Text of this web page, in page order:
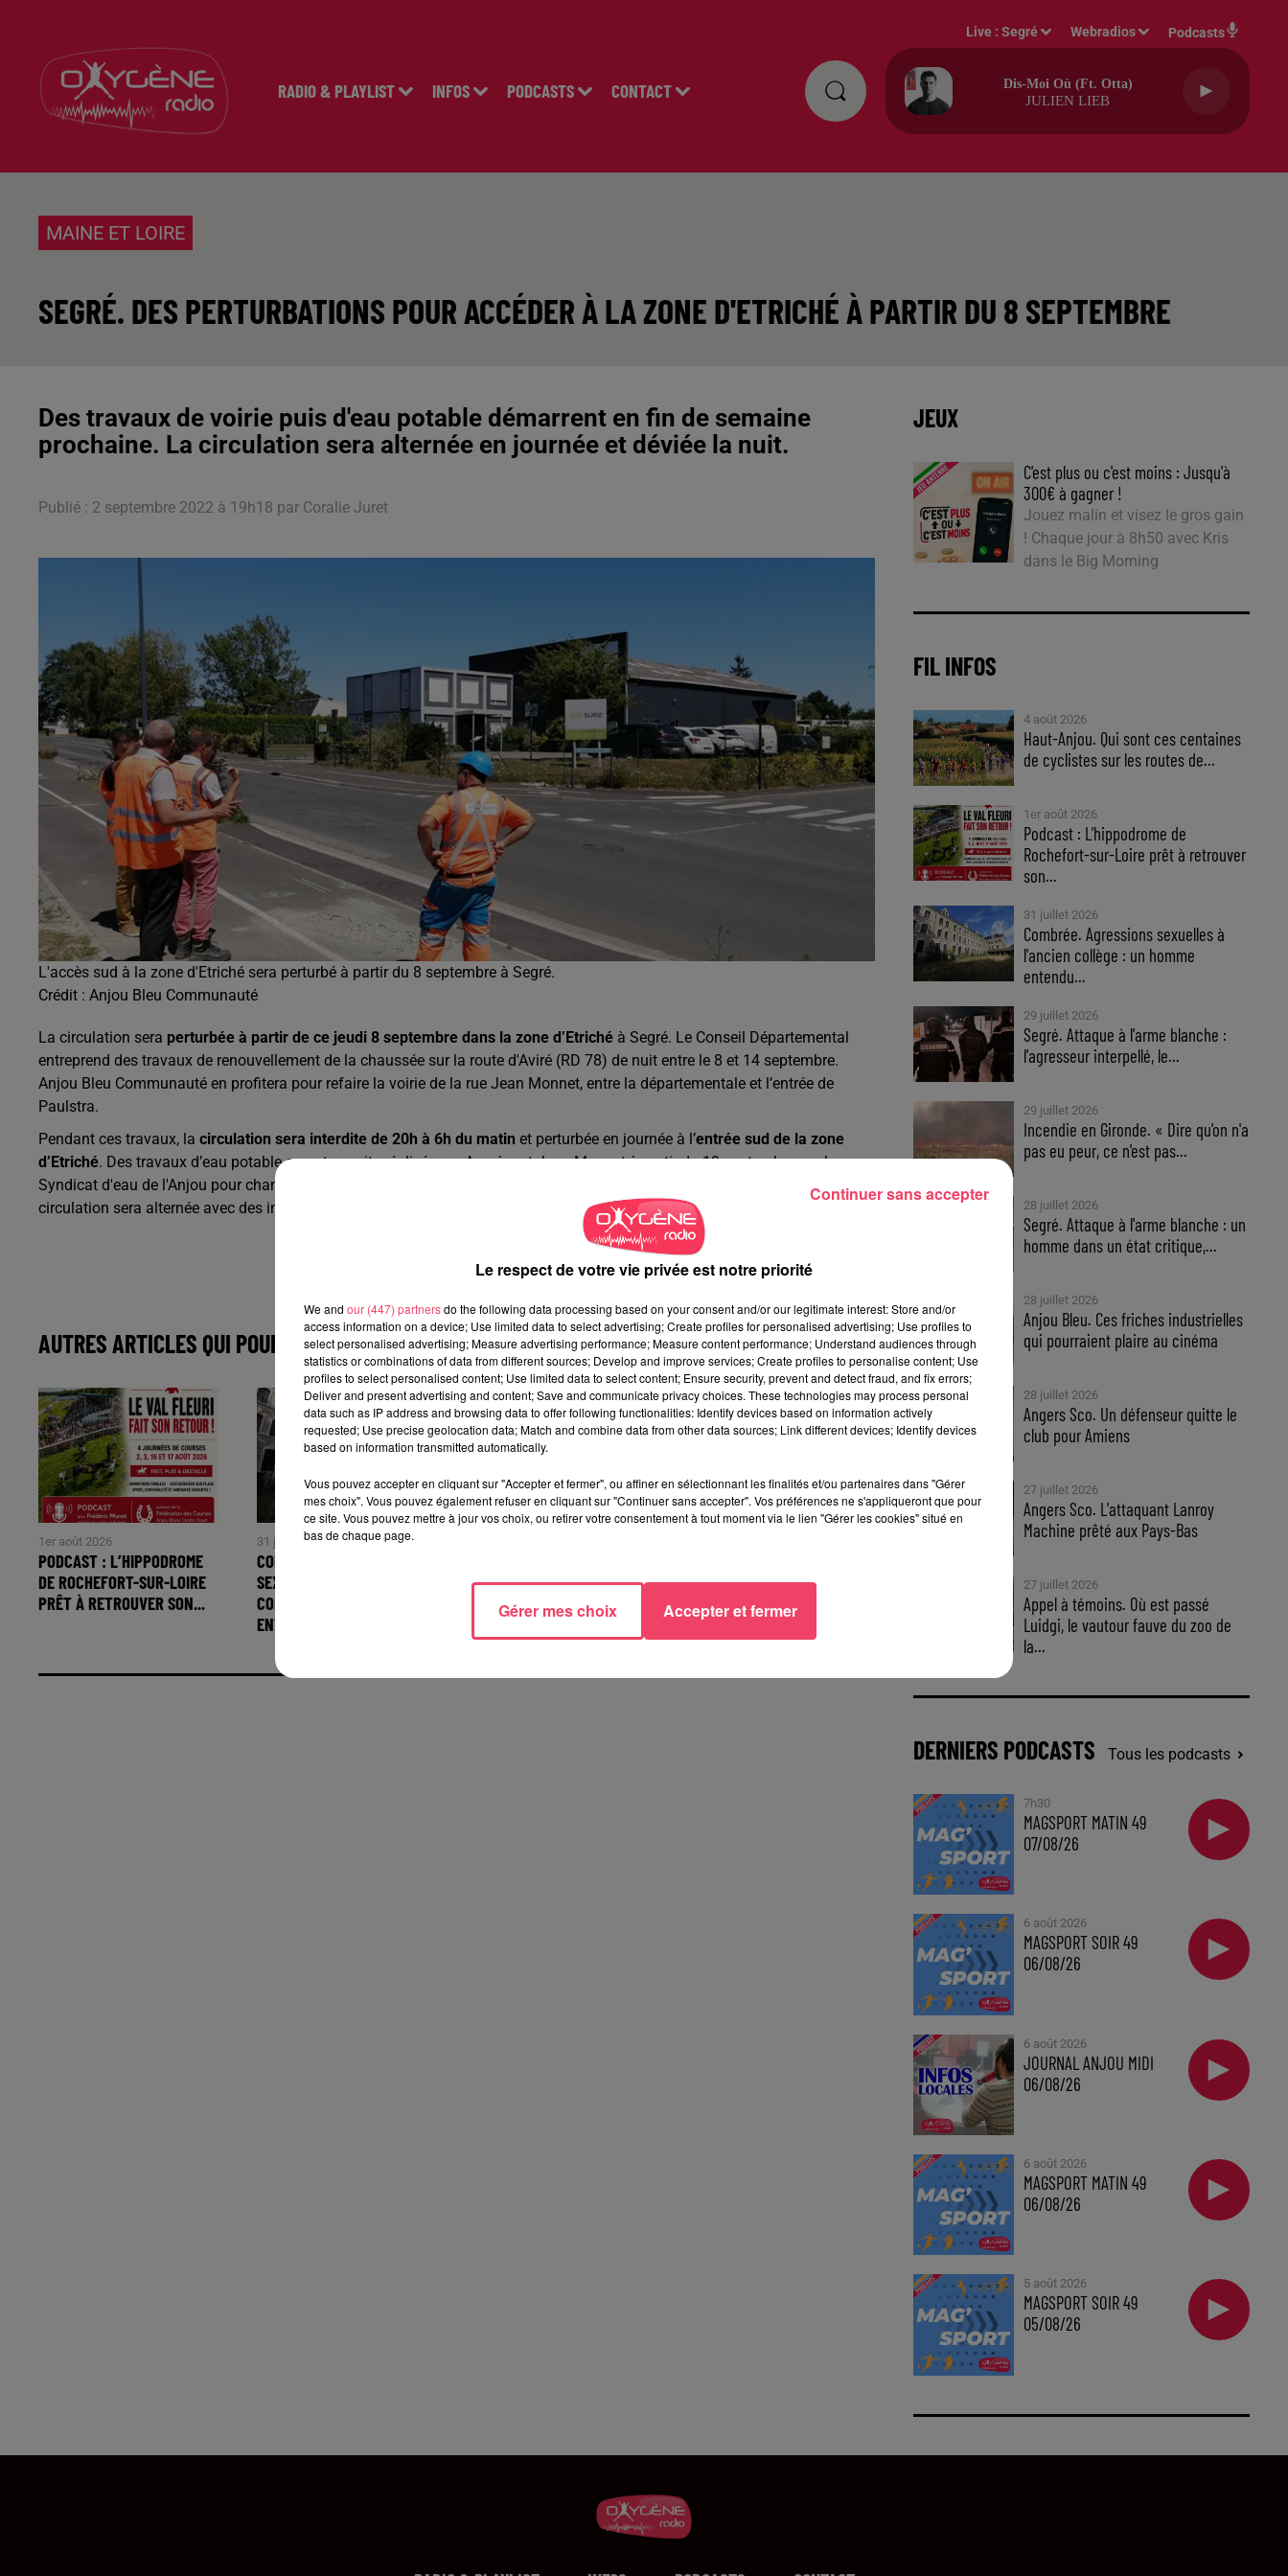
RADIO & PLAYLIST INFOS PODCASTS CONTACT
Live :Segré Webradios Podcasts
Dis-Moi Où (ft. Otta)
JULIEN LIEB
MAINE ET LOIRE
SEGRÉ. DES PERTURBATIONS POUR ACCÉDER À LA ZONE D'ETRICHÉ À PARTIR DU 8 SEPTEMBRE
Des travaux de voirie puis d'eau potable démarrent en fin de semaine
prochaine. La circulation sera alternée en journée et déviée la nuit.
Publié : 2 septembre 2022 à 19h18 par Coralie Juret
L'accès sud à la zone d'Etriché sera perturbé à partir du 8 septembre à Segré.
Crédit : Anjou Bleu Communauté
La circulation sera perturbée à partir de ce jeudi 8 septembre dans la zone d’Etriché à Segré. Le Conseil Départemental
entreprend des travaux de renouvellement de la chaussée sur la route d'Aviré (RD 78) de nuit entre le 8 et 14 septembre.
Anjou Bleu Communauté en profitera pour refaire la voirie de la rue Jean Monnet, entre la départementale et l’entrée de
Paulstra.
Pendant ces travaux, la circulation sera interdite de 20h à 6h du matin et perturbée en journée à l’entrée sud de la zone
d’Etriché. Des travaux d’eau potable seront ensuite réalisés rue Ampère et Jean Monnet à partir du 19 septembre par le
Syndicat d'eau de l'Anjou pour changer des conduites, entre les rues Robert Schuman et Ferdinand de Lesseps. La
circulation sera alternée avec des interventions sous les trottoirs et ponctuellement sous la chaussée.
AUTRES ARTICLES QUI POURRAIENT VOUS INTÉRESSER
1er août 2026
PODCAST : L’HIPPODROME
DE ROCHEFORT-SUR-LOIRE
PRÊT À RETROUVER SON...
31 juillet 2026
COMBRÉE. AGRESSIONS
SEXUELLES À L'ANCIEN
COLLÈGE : UN HOMME
ENTENDU...
BLANCHE : L'AGRESSEUR
INTERPELLÉ, LE...
DIRE QU'ON N'A PAS EU
PEUR, CE N'EST PAS...
JEUX
C'est plus ou c'est moins : Jusqu'à
300€ à gagner !
Jouez malin et visez le gros gain
! Chaque jour à 8h50 avec Kris
dans le Big Morning
FIL INFOS
4 août 2026
Haut-Anjou. Qui sont ces centaines
de cyclistes sur les routes de...
1er août 2026
Podcast : L’hippodrome de
Rochefort-sur-Loire prêt à retrouver
son...
31 juillet 2026
Combrée. Agressions sexuelles à
l'ancien collège : un homme
entendu...
29 juillet 2026
Segré. Attaque à l'arme blanche :
l'agresseur interpellé, le...
29 juillet 2026
Incendie en Gironde. « Dire qu'on n'a
pas eu peur, ce n'est pas...
28 juillet 2026
Segré. Attaque à l'arme blanche : un
homme dans un état critique,...
28 juillet 2026
Anjou Bleu. Ces friches industrielles
qui pourraient plaire au cinéma
28 juillet 2026
Angers Sco. Un défenseur quitte le
club pour Amiens
27 juillet 2026
Angers Sco. L'attaquant Lanroy
Machine prêté aux Pays-Bas
27 juillet 2026
Appel à témoins. Où est passé
Luidgi, le vautour fauve du zoo de
la...
DERNIERS PODCASTS Tous les podcasts
7h30
MAGSPORT MATIN 49
07/08/26
6 août 2026
MAGSPORT SOIR 49
06/08/26
6 août 2026
JOURNAL ANJOU MIDI
06/08/26
6 août 2026
MAGSPORT MATIN 49
06/08/26
5 août 2026
MAGSPORT SOIR 49
05/08/26
Le respect de votre vie privée est notre priorité
We and our (447) partnersdo the following data processing based on your consent and/or our legitimate interest: Store and/or
access information on a device; Use limited data to select advertising; Create profiles for personalised advertising; Use profiles to
select personalised advertising; Measure advertising performance; Measure content performance; Understand audiences through
statistics or combinations of data from different sources; Develop and improve services; Create profiles to personalise content; Use
profiles to select personalised content; Use limited data to select content; Ensure security, prevent and detect fraud, and fix errors;
Deliver and present advertising and content; Save and communicate privacy choices. These technologies may process personal
data such as IP address and browsing data to offer following functionalities: Identify devices based on information actively
requested; Use precise geolocation data; Match and combine data from other data sources; Link different devices; Identify devices
based on information transmitted automatically.
Vous pouvez accepter en cliquant sur "Accepter et fermer", ou affiner en sélectionnant les finalités et/ou partenaires dans "Gérer
mes choix". Vous pouvez également refuser en cliquant sur "Continuer sans accepter". Vos préférences ne s'appliqueront que pour
ce site. Vous pouvez mettre à jour vos choix, ou retirer votre consentement à tout moment via le lien "Gérer les cookies" situé en
bas de chaque page.
Gérer mes choix Accepter et fermer
Continuer sans accepter